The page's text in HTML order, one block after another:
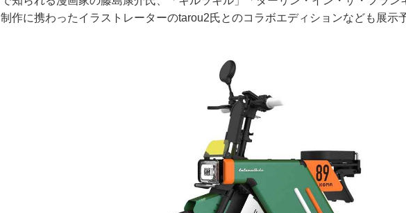
制作に携わったイラストレーターのtarou2氏とのコラボエディションなども展示